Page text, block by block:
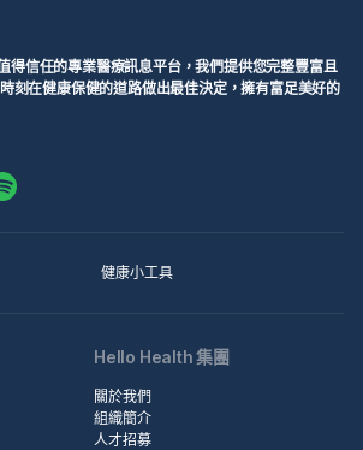
得信任的專業醫療訊息平台，我們提供您完整豐富且
刻在健康保健的道路做出最佳決定，擁有富足美好的
健康小工具
Hello Health 集團
關於我們
組織簡介
人才招募